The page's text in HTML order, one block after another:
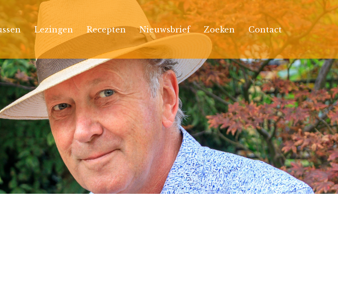
Lezingen Recepten Nieuwsbrief Zoeken Contact